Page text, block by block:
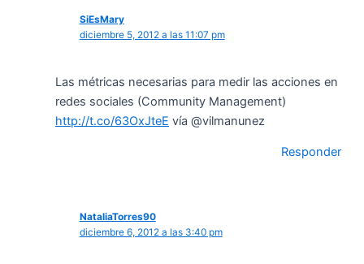
SiEsMary
diciembre 5, 2012 a las 11:07 pm
Las métricas necesarias para medir las acciones en
redes sociales (Community Management)
http://t.co/63OxJteE vía @vilmanunez
Responder
NataliaTorres90
diciembre 6, 2012 a las 3:40 pm